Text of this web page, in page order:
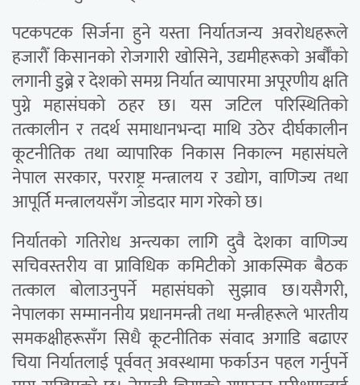
पटकपटक सिर्जना हुने यस्ता निर्यातजन्य अवरोधहरूले
हजारौँ किसानको रोजगारी खोसिने, उद्यमीहरूको अर्बौँको
लगानी डुब्ने र देशको समग्र निर्यात व्यापारमा अपूरणीय क्षति
पुग्ने महासंघको ठहर छ। यस जटिल परिस्थितिको
तत्कालीन र तदर्थ समाधानभन्दा माथि उठेर दीर्घकालीन
कूटनीतिक तथा व्यापारिक निकास निकाल्न महासंघले
नेपाल सरकार, परराष्ट्र मन्त्रालय र उद्योग, वाणिज्य तथा
आपूर्ति मन्त्रालयसँग जोडदार माग गरेको छ।
निर्यातको गतिरोध अन्त्यका लागि दुवै देशका वाणिज्य
सचिवस्तरीय वा प्राविधिक कमिटीको आकस्मिक बैठक
तत्काल बोलाउनुपर्ने महासंघको सुझाव छ।यसैगरी,
नेपालका सम्माननीय प्रधानमन्त्री तथा मन्त्रीहरूले भारतीय
समकक्षीहरूसँग सिधै कूटनीतिक संवाद अगाडि बढाएर
चिया निर्यातलाई पूर्ववत् अवस्थामा फर्काउन पहल गर्नुपर्ने